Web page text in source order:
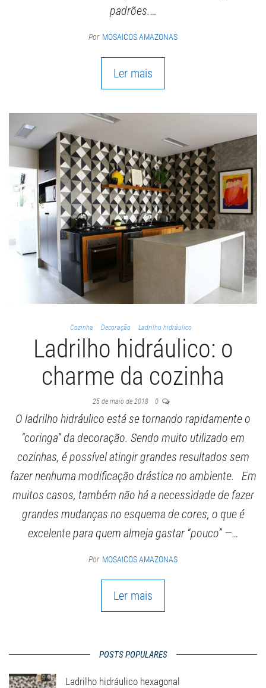
padrões.…
Por MOSAICOS AMAZONAS
Ler mais
Cozinha Decoração Ladrilho hidráulico
Ladrilho hidráulico: o
charme da cozinha
25 de maio de 2018 0
O ladrilho hidráulico está se tornando rapidamente o
“coringa” da decoração. Sendo muito utilizado em
cozinhas, é possível atingir grandes resultados sem
fazer nenhuma modificação drástica no ambiente. Em
muitos casos, também não há a necessidade de fazer
grandes mudanças no esquema de cores, o que é
excelente para quem almeja gastar “pouco” —…
Por MOSAICOS AMAZONAS
Ler mais
POSTS POPULARES
Ladrilho hidráulico hexagonal